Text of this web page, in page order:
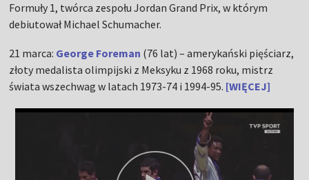
Formuły 1, twórca zespołu Jordan Grand Prix, w którym
debiutował Michael Schumacher.
21 marca: George Foreman (76 lat) – amerykański pięściarz,
złoty medalista olimpijski z Meksyku z 1968 roku, mistrz
świata wszechwag w latach 1973-74 i 1994-95. [WIĘCEJ]